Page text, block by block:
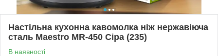
Настільна кухонна кавомолка ніж нержавіюча
сталь Maestro MR-450 Сіра (235)
В наявності